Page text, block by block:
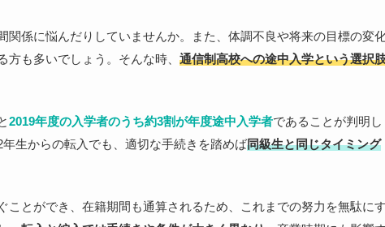
係に悩んだりしていませんか。また、体調不良や将来の目標の変
も多いでしょう。そんな時、 通信制高校への途中入学という選択
2019年度の入学者のうち約3割が年度途中入学者であることが判明し
生からの転入でも、適切な手続きを踏めば同級生と同じタイミング
とができ、在籍期間も通算されるため、これまでの努力を無駄に